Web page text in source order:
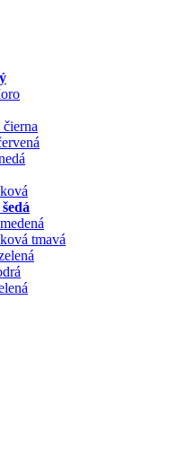
tmavá